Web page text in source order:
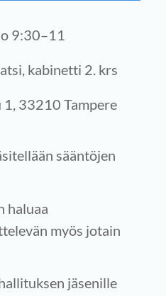
9:30–11
kabinetti 2. krs
33210 Tampere
sääntöjen
haluaa
myös jotain
jäsenille